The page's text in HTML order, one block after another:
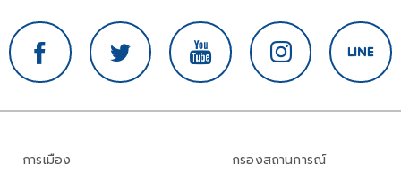
การเมือง
กรองสถานการณ์